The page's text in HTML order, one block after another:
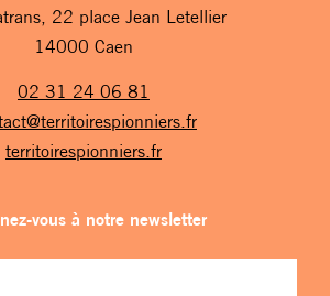
22 place Jean Letellier
14000 Caen
02 31 24 06 81
territoirespionniers.fr
vous à notre newsletter